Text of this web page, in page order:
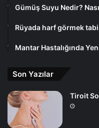
Gümüş Suyu Nedir?
Rüyada harf görmek
Mantar Hastalığında
Son Yazılar
Tiroit